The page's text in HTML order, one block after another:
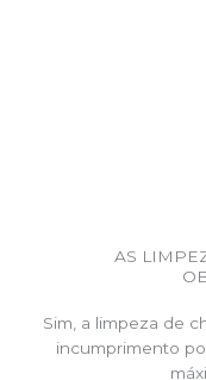
AS
Sim, a limpeza de
incumprimento